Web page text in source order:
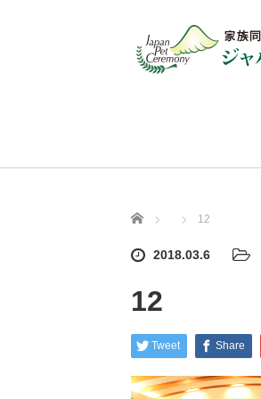
ホーム 12
2018.03.6
12
Tweet Share